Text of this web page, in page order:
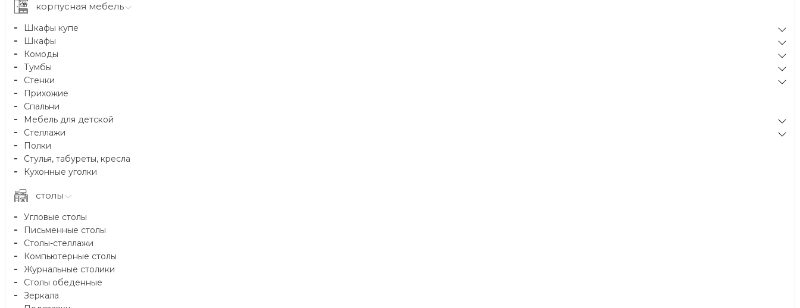
корпусная мебель
Шкафы купе
Шкафы
Комоды
Тумбы
Стенки
Прихожие
Спальни
Мебель для детской
Стеллажи
Полки
Стулья, табуреты, кресла
Кухонные уголки
столы
Угловые столы
Письменные столы
Столы-стеллажи
Компьютерные столы
Журнальные столики
Столы обеденные
Зеркала